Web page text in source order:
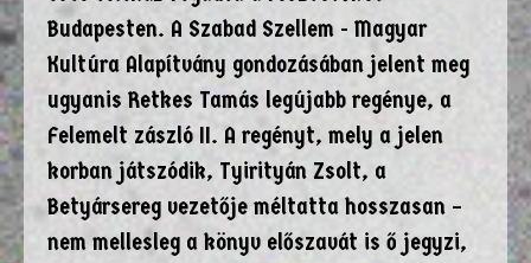
Budapesten. A Szabad Szellem - Magyar
Kultúra Alapítvány gondozásában jelent meg
ugyanis Retkes Tamás legújabb regénye, a
Felemelt zászló II. A regényt, mely a jelen
korban játszódik, Tyirityán Zsolt, a
Betyársereg vezetője méltatta hosszasan –
nem mellesleg a könyv előszavát is ő jegyzi,